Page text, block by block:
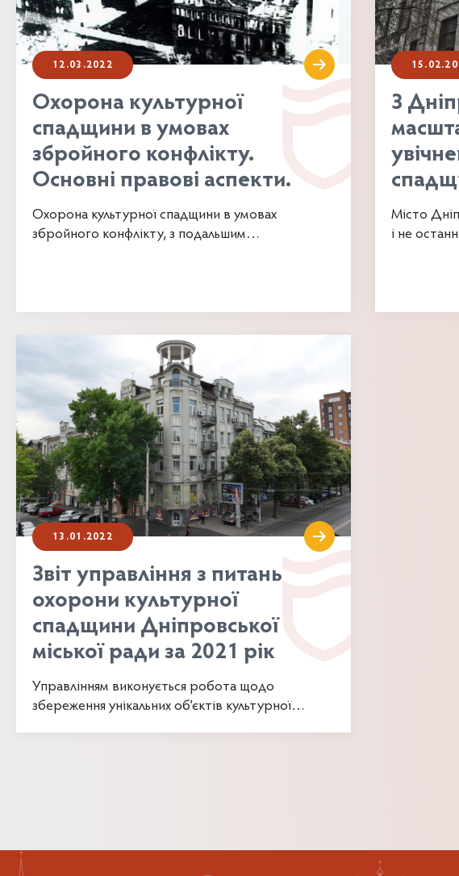
12.03.2022
Охорона культурної
спадщини в умовах
збройного конфлікту.
Основні правові аспекти.
Охорона культурної спадщини в умовах
збройного конфлікту, з подальшим
З
Місто
і не
13.01.2022
Звіт управління з питань
охорони культурної
спадщини Дніпровської
міської ради за 2021 рік
Управлінням виконується робота щодо
збереження унікальних об’єктів культурної